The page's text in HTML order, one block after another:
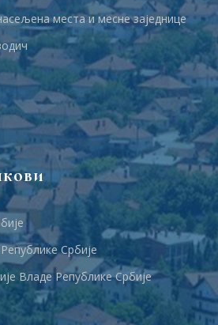
места и месне заједнице
Србије
Владе Републике Србије